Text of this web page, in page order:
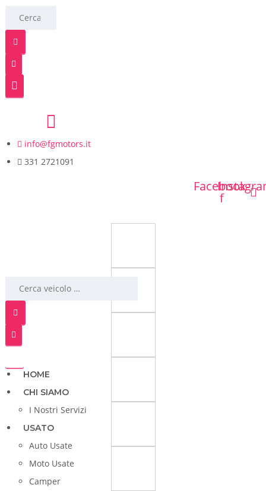
info@fgmotors.it
331 2721091
Facebook-
f
HOME
CHI SIAMO
I Nostri Servizi
USATO
Auto Usate
Moto Usate
Camper